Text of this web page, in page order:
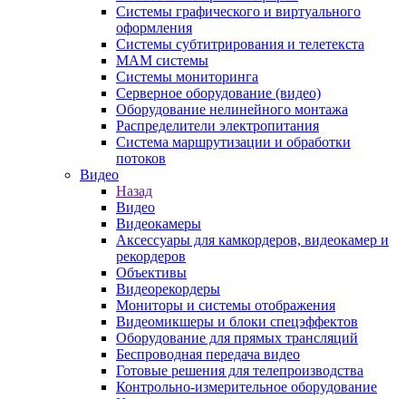
Системы графического и виртуального
оформления
Системы субтитрирования и телетекста
MAM системы
Системы мониторинга
Серверное оборудование (видео)
Оборудование нелинейного монтажа
Распределители электропитания
Система маршрутизации и обработки
потоков
Видео
Назад
Видео
Видеокамеры
Аксессуары для камкордеров, видеокамер и
рекордеров
Объективы
Видеорекордеры
Мониторы и системы отображения
Видеомикшеры и блоки спецэффектов
Оборудование для прямых трансляций
Беспроводная передача видео
Готовые решения для телепроизводства
Контрольно-измерительное оборудование